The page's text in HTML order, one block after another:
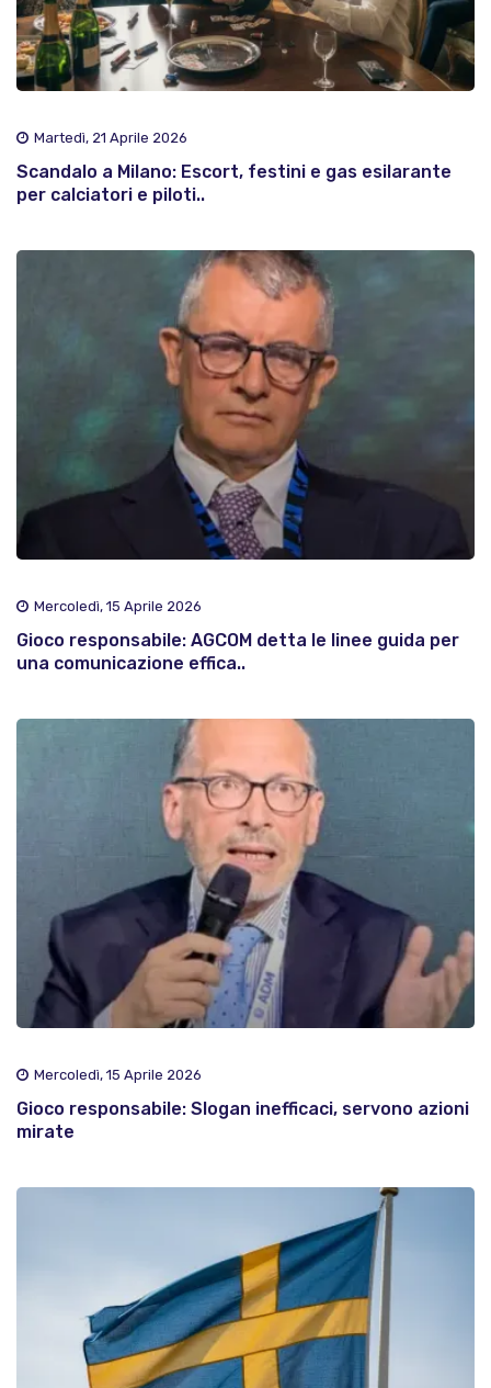
Martedì, 21 Aprile 2026
Scandalo a Milano: Escort, festini e gas esilarante
per calciatori e piloti..
Mercoledì, 15 Aprile 2026
Gioco responsabile: AGCOM detta le linee guida per
una comunicazione effica..
Mercoledì, 15 Aprile 2026
Gioco responsabile: Slogan inefficaci, servono azioni
mirate